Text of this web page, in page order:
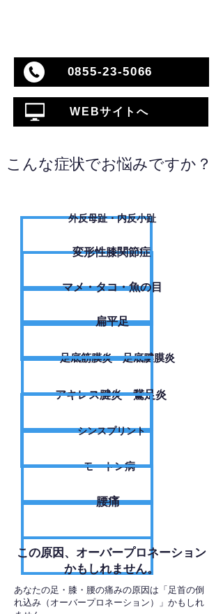
0855-23-5066
WEBサイトへ
こんな症状でお悩みですか？
外反母趾・内反小趾
変形性膝関節症
​マメ・タコ・魚の目
扁平足
足底筋膜炎・足底腱膜炎
アキレス腱炎・鵞足炎
シンスプリント
モートン病
腰痛
​この原因、オーバープロネーション
かもしれません。
あなたの足・膝・腰の痛みの原因は「足首の倒
れ込み（オーバープロネーション）」かもしれ